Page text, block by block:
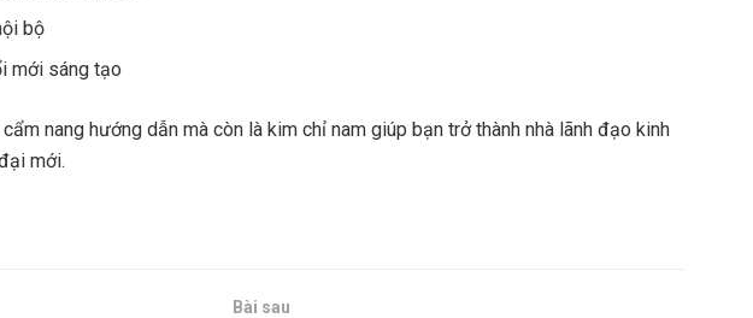
bộ
mới sáng tạo
nang hướng dẫn mà còn là kim chỉ nam giúp bạn trở thành nhà lãnh đạo kinh
mới.
Bài sau